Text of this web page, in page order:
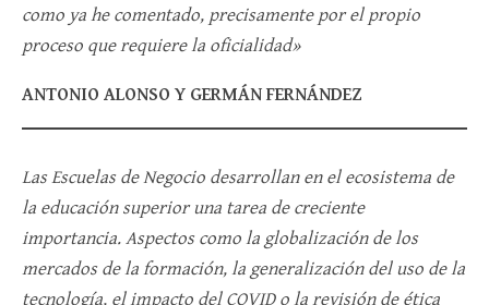
como ya he comentado, precisamente por el propio
proceso que requiere la oficialidad»
ANTONIO ALONSO Y GERMÁN FERNÁNDEZ
Las Escuelas de Negocio desarrollan en el ecosistema de
la educación superior una tarea de creciente
importancia. Aspectos como la globalización de los
mercados de la formación, la generalización del uso de la
tecnología, el impacto del COVID o la revisión de ética